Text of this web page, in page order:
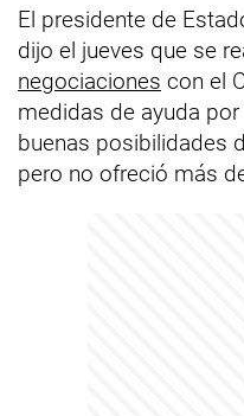
El presidente de
dijo el jueves que se
negociaciones con el
medidas de ayuda por
buenas posibilidades
pero no ofreció más